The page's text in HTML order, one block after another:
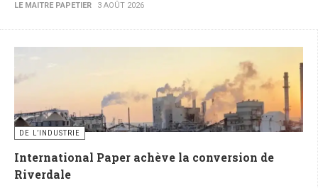
LE MAITRE PAPETIER 3 AOÛT 2026
DE L’INDUSTRIE
International Paper achève la conversion de
Riverdale